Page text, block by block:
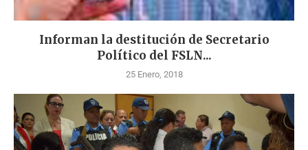
Informan la destitución de Secretario
Político del FSLN...
25 Enero, 2018